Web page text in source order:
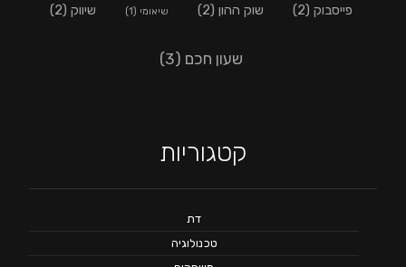
פייסבוק (2) שוק ההון (2) שיאומי (1) שיווק (2)
שעון חכם (3)
קטגוריות
דת
טכנולוגיה